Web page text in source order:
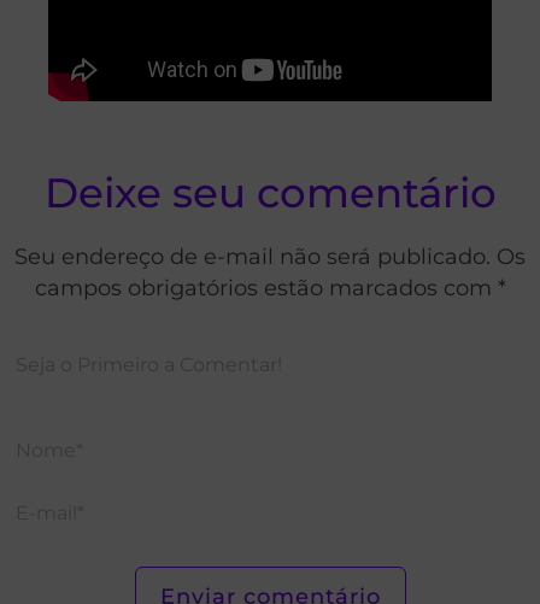
Deixe seu comentário
Seu endereço de e-mail não será publicado. Os
campos obrigatórios estão marcados com *